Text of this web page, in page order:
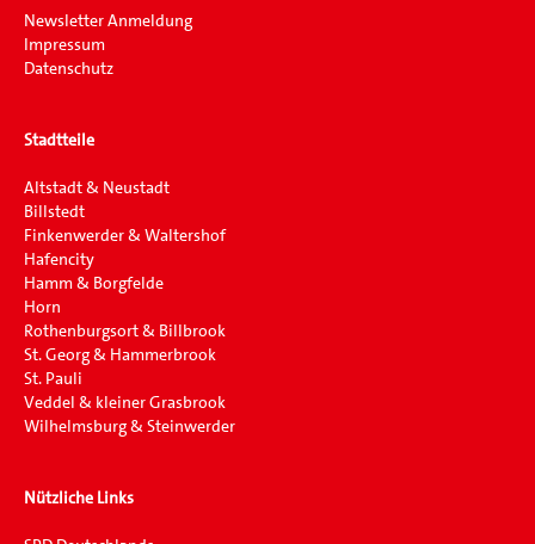
Newsletter Anmeldung
Impressum
Datenschutz
Stadtteile
Altstadt & Neustadt
Billstedt
Finkenwerder & Waltershof
Hafencity
Hamm & Borgfelde
Horn
Rothenburgsort & Billbrook
St. Georg & Hammerbrook
St. Pauli
Veddel & kleiner Grasbrook
Wilhelmsburg & Steinwerder
Nützliche Links